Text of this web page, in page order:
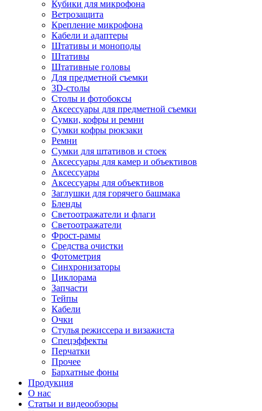
Кубики для микрофона
Ветрозащита
Крепление микрофона
Кабели и адаптеры
Штативы и моноподы
Штативы
Штативные головы
Для предметной съемки
3D-столы
Столы и фотобоксы
Аксессуары для предметной съемки
Сумки, кофры и ремни
Сумки кофры рюкзаки
Ремни
Сумки для штативов и стоек
Аксессуары для камер и объективов
Аксессуары
Аксессуары для объективов
Заглушки для горячего башмака
Бленды
Светоотражатели и флаги
Светоотражатели
Фрост-рамы
Средства очистки
Фотометрия
Синхронизаторы
Циклорама
Запчасти
Тейпы
Кабели
Очки
Стулья режиссера и визажиста
Спецэффекты
Перчатки
Прочее
Бархатные фоны
Продукция
О нас
Статьи и видеообзоры